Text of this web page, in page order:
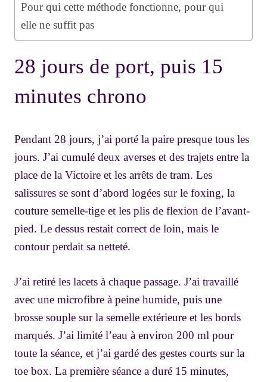
Pour qui cette méthode fonctionne, pour qui
elle ne suffit pas
28 jours de port, puis 15
minutes chrono
Pendant 28 jours, j’ai porté la paire presque tous les
jours. J’ai cumulé deux averses et des trajets entre la
place de la Victoire et les arrêts de tram. Les
salissures se sont d’abord logées sur le foxing, la
couture semelle-tige et les plis de flexion de l’avant-
pied. Le dessus restait correct de loin, mais le
contour perdait sa netteté.
J’ai retiré les lacets à chaque passage. J’ai travaillé
avec une microfibre à peine humide, puis une
brosse souple sur la semelle extérieure et les bords
marqués. J’ai limité l’eau à environ 200 ml pour
toute la séance, et j’ai gardé des gestes courts sur la
toe box. La première séance a duré 15 minutes,